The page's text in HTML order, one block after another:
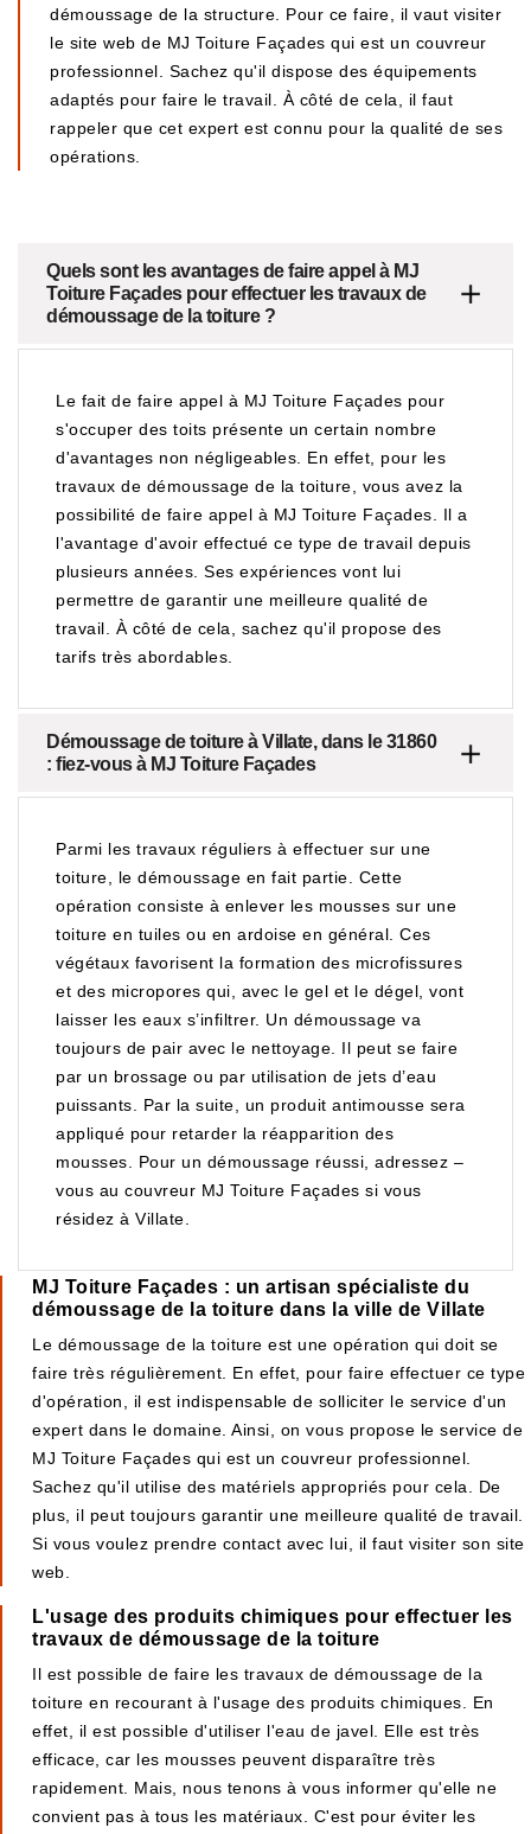
démoussage de la structure. Pour ce faire, il vaut visiter
le site web de MJ Toiture Façades qui est un couvreur
professionnel. Sachez qu'il dispose des équipements
adaptés pour faire le travail. À côté de cela, il faut
rappeler que cet expert est connu pour la qualité de ses
opérations.
Quels sont les avantages de faire appel à MJ
Toiture Façades pour effectuer les travaux de
démoussage de la toiture ?
Le fait de faire appel à MJ Toiture Façades pour
s'occuper des toits présente un certain nombre
d'avantages non négligeables. En effet, pour les
travaux de démoussage de la toiture, vous avez la
possibilité de faire appel à MJ Toiture Façades. Il a
l'avantage d'avoir effectué ce type de travail depuis
plusieurs années. Ses expériences vont lui
permettre de garantir une meilleure qualité de
travail. À côté de cela, sachez qu'il propose des
tarifs très abordables.
Démoussage de toiture à Villate, dans le 31860
: fiez-vous à MJ Toiture Façades
Parmi les travaux réguliers à effectuer sur une
toiture, le démoussage en fait partie. Cette
opération consiste à enlever les mousses sur une
toiture en tuiles ou en ardoise en général. Ces
végétaux favorisent la formation des microfissures
et des micropores qui, avec le gel et le dégel, vont
laisser les eaux s’infiltrer. Un démoussage va
toujours de pair avec le nettoyage. Il peut se faire
par un brossage ou par utilisation de jets d’eau
puissants. Par la suite, un produit antimousse sera
appliqué pour retarder la réapparition des
mousses. Pour un démoussage réussi, adressez –
vous au couvreur MJ Toiture Façades si vous
résidez à Villate.
MJ Toiture Façades : un artisan spécialiste du
démoussage de la toiture dans la ville de Villate
Le démoussage de la toiture est une opération qui doit se
faire très régulièrement. En effet, pour faire effectuer ce type
d'opération, il est indispensable de solliciter le service d'un
expert dans le domaine. Ainsi, on vous propose le service de
MJ Toiture Façades qui est un couvreur professionnel.
Sachez qu'il utilise des matériels appropriés pour cela. De
plus, il peut toujours garantir une meilleure qualité de travail.
Si vous voulez prendre contact avec lui, il faut visiter son site
web.
L'usage des produits chimiques pour effectuer les
travaux de démoussage de la toiture
Il est possible de faire les travaux de démoussage de la
toiture en recourant à l'usage des produits chimiques. En
effet, il est possible d'utiliser l'eau de javel. Elle est très
efficace, car les mousses peuvent disparaître très
rapidement. Mais, nous tenons à vous informer qu'elle ne
convient pas à tous les matériaux. C'est pour éviter les